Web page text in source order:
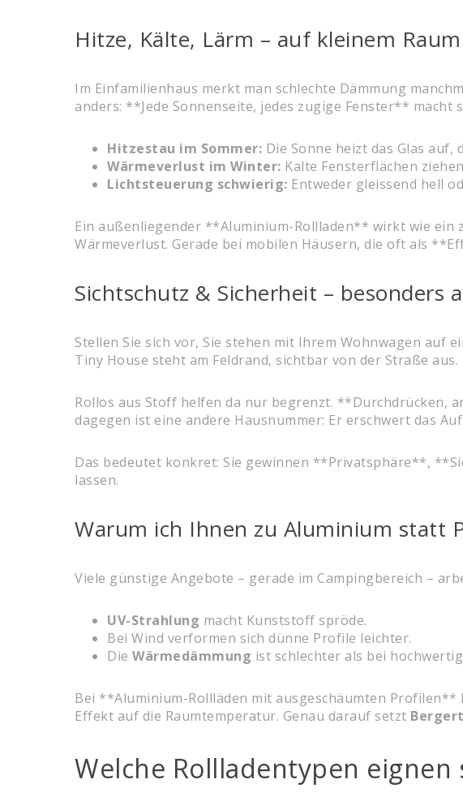
Hitze, Kälte, Lärm – auf kleinem
Im Einfamilienhaus merkt man schlechte Dämmung
anders: **Jede Sonnenseite, jedes zugige Fenster**
Hitzestau im Sommer: Die Sonne heizt das Glas
Wärmeverlust im Winter: Kalte Fensterflächen
Lichtsteuerung schwierig: Entweder gleissend hell
Ein außenliegender **Aluminium-Rollladen** wirkt wie ein
Wärmeverlust. Gerade bei mobilen Häusern, die oft als
Sichtschutz & Sicherheit – besonders
Stellen Sie sich vor, Sie stehen mit Ihrem Wohnwagen auf
Tiny House steht am Feldrand, sichtbar von der Straße aus.
Rollos aus Stoff helfen da nur begrenzt. **Durchdrücken,
dagegen ist eine andere Hausnummer: Er erschwert das
Das bedeutet konkret: Sie gewinnen **Privatsphäre**,
lassen.
Warum ich Ihnen zu Aluminium statt
Viele günstige Angebote – gerade im Campingbereich –
UV-Strahlung macht Kunststoff spröde.
Bei Wind verformen sich dünne Profile leichter.
Die Wärmedämmung ist schlechter als bei
Bei **Aluminium-Rollläden mit ausgeschäumten
Effekt auf die Raumtemperatur. Genau darauf setzt
Welche Rollladentypen